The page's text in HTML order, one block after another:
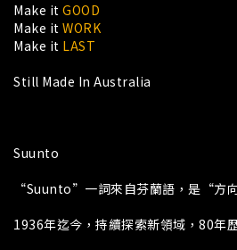
Make it GOOD
Make it WORK
Make it LAST
Still Made In Australia
Suunto
“Suunto”一詞來自芬蘭語，是“方
1936年迄今，持續探索新領域，80年